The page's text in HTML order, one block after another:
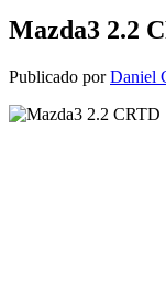
Mazda3 2.2
Publicado porDaniel